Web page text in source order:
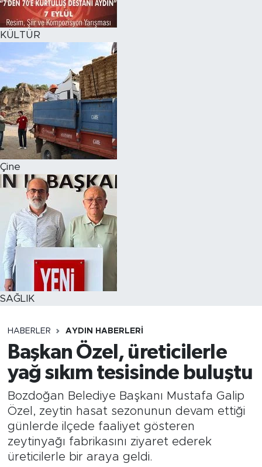
KÜLTÜR
Çine
SAĞLIK
HABERLER AYDIN HABERLERI
Başkan Özel, üreticilerle
yağ sıkım tesisinde buluştu
Bozdoğan Belediye Başkanı Mustafa Galip
Özel, zeytin hasat sezonunun devam ettiği
günlerde ilçede faaliyet gösteren
zeytinyağı fabrikasını ziyaret ederek
üreticilerle bir araya geldi.